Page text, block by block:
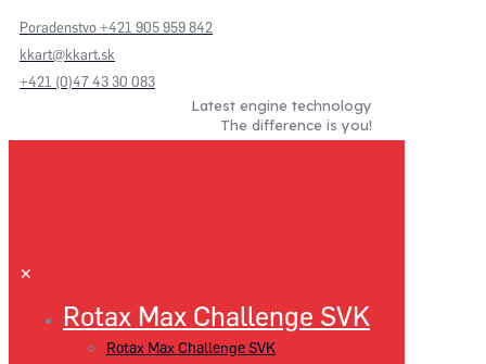
Poradenstvo +421 905 959 842
kkart@kkart.sk
+421 (0)47 43 30 083
Latest engine technology
The difference is you!
✕
Rotax Max Challenge SVK
Rotax Max Challenge SVK